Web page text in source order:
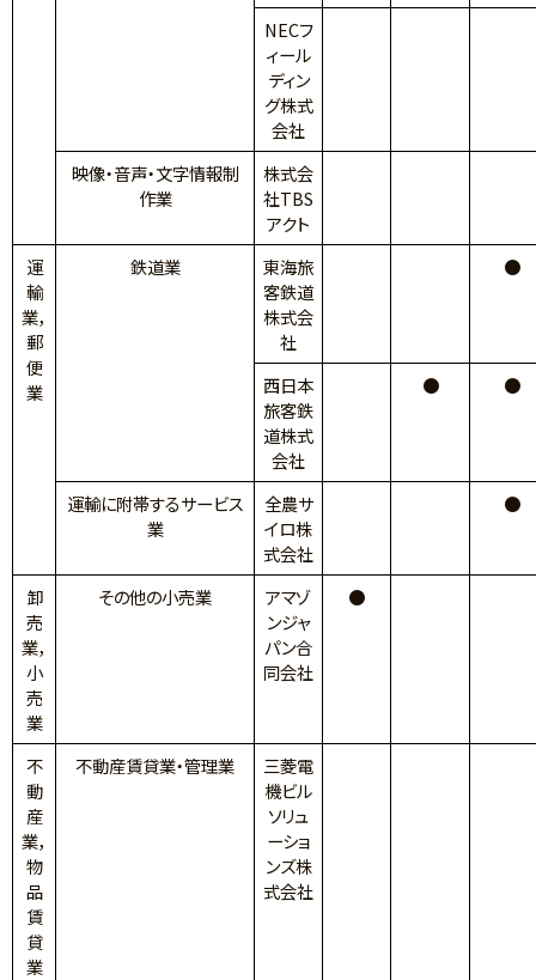
NECフ
ィール
ディン
グ株式
会社
映像・音声・文字情報制
作業
株式会
社TBS
アクト
運
輸
業，
郵
便
業
鉄道業
東海旅
客鉄道
株式会
社
●
西日本
旅客鉄
道株式
会社
● ●
運輸に附帯するサービス
業
全農サ
イロ株
式会社
●
卸
売
業，
小
売
業
その他の小売業
アマゾ
ンジャ
パン合
同会社
●
不
動
産
業，
物
品
賃
貸
業
不動産賃貸業・管理業
三菱電
機ビル
ソリュ
ーショ
ンズ株
式会社